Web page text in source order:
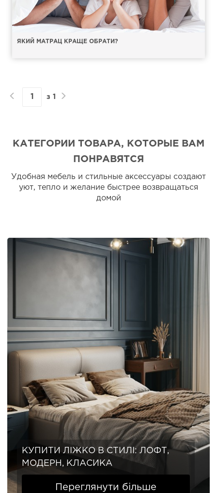
ЯКИЙ МАТРАЦ КРАЩЕ ОБРАТИ?
з 1
КАТЕГОРИИ ТОВАРА, КОТОРЫЕ ВАМ
ПОНРАВЯТСЯ
Удобная мебель и стильные аксессуары создают
уют, тепло и желание быстрее возвращаться
домой
КУПИТИ ЛІЖКО В СТИЛІ: ЛОФТ,
МОДЕРН, КЛАСИКА
Переглянути більше